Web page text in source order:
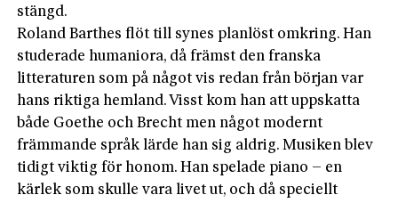
stängd.
Roland Barthes flöt till synes planlöst omkring. Han
studerade humaniora, då främst den franska
litteraturen som på något vis redan från början var
hans riktiga hemland. Visst kom han att uppskatta
både Goethe och Brecht men något modernt
främmande språk lärde han sig aldrig. Musiken blev
tidigt viktig för honom. Han spelade piano – en
kärlek som skulle vara livet ut, och då speciellt